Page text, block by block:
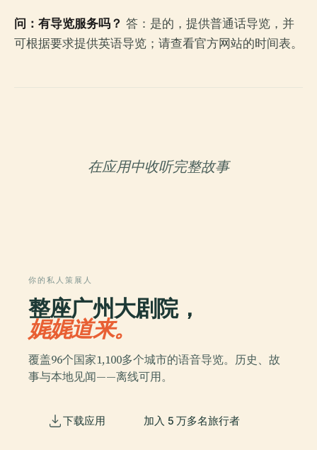
问：有导览服务吗？ 答：是的，提供普通话导览，并
可根据要求提供英语导览；请查看官方网站的时间表。
在应用中收听完整故事
你的私人策展人
整座广州大剧院，
娓娓道来。
覆盖96个国家1,100多个城市的语音导览。历史、故
事与本地见闻——离线可用。
下载应用 加入 5 万多名旅行者